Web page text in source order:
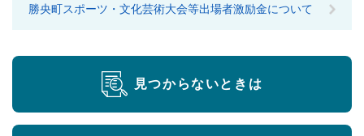
勝央町スポーツ・文化芸術大会等出場者激励金について
見つからないときは